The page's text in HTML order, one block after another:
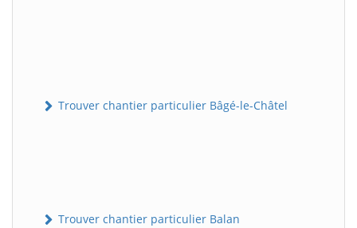
Trouver chantier particulier Bâgé-le-Châtel
Trouver chantier particulier Balan